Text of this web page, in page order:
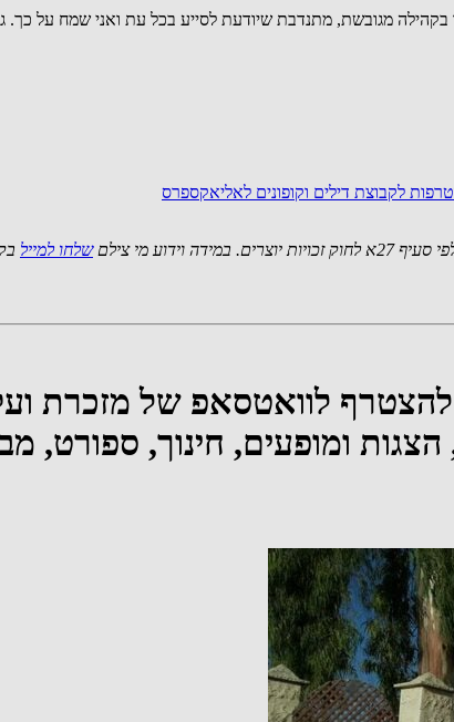
בקהילה מגובשת, מתנדבת שיודעת לסייע בכל עת ואני שמח על
לקבוצת דילים וקופונים לאליאקספרס
מי צילם שלחו למייל
להצטרף לוואטסאפ של מזכרת
ומופעים, חינוך, ספורט,